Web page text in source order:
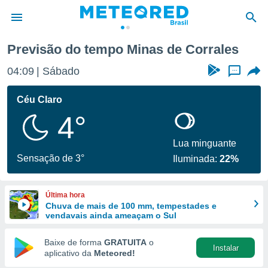
da
fornecidas
a este
das
e
forma
digital
Previsão do tempo Minas de Corrales
04:09 Sábado ...
Céu Claro
4°
Sensação de 3°
Lua minguante
Iluminada:22%
Última hora
Chuva de mais de 100 mm, tempestades e
vendavais ainda ameaçam o Sul
Baixe de forma GRATUITA o
aplicativo da Meteored!
Instalar